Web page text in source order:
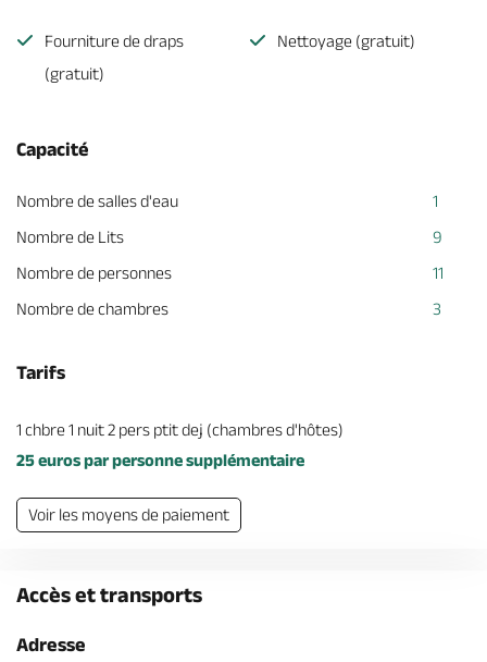
Fourniture de draps
(gratuit)
Nettoyage (gratuit)
Capacité
Nombre de salles d'eau
1
Nombre de Lits
9
Nombre de personnes
11
Nombre de chambres
3
Tarifs
1 chbre 1 nuit 2 pers ptit dej (chambres d'hôtes)
25 euros par personne supplémentaire
Voir les moyens de paiement
Accès et transports
Adresse